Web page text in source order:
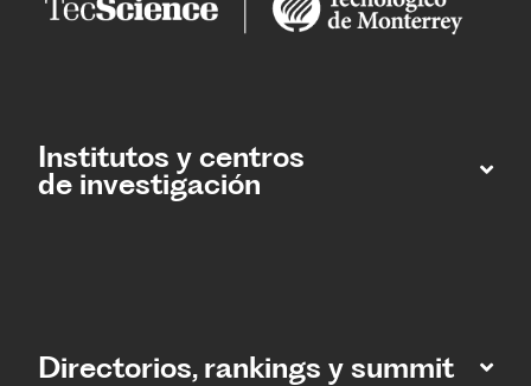
Institutos y centros
de investigación
Directorios, rankings y summit